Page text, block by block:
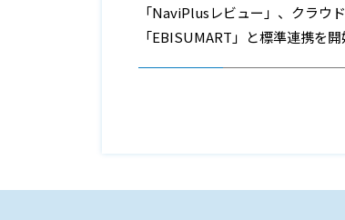
「NaviPlusレビュー」、クラウ
「EBISUMART」と標準連携を